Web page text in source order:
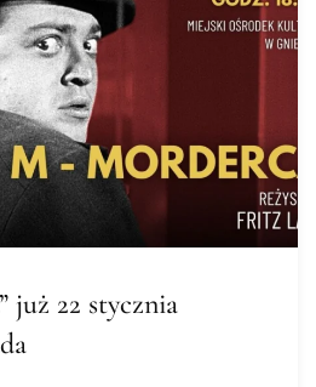
już 22 stycznia